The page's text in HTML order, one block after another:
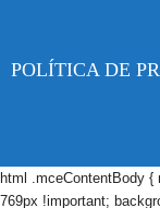
POLÍTICA DE
html .mceContentBody {
769px !important;